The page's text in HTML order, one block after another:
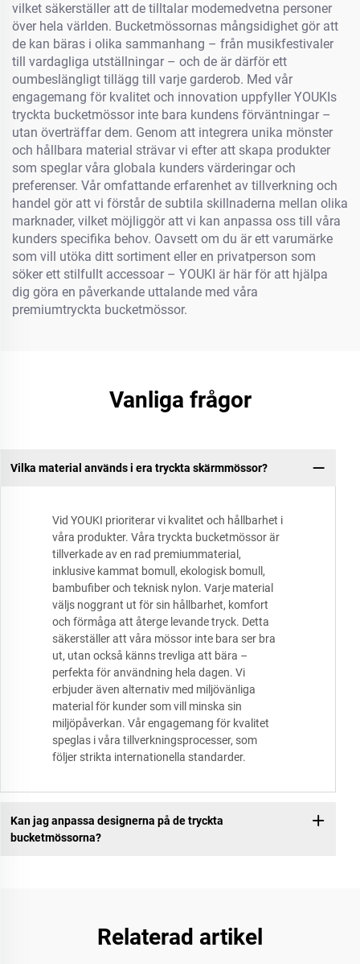
vilket säkerställer att de tilltalar modemedvetna personer
över hela världen. Bucketmössornas mångsidighet gör att
de kan bäras i olika sammanhang – från musikfestivaler
till vardagliga utställningar – och de är därför ett
oumbeslängligt tillägg till varje garderob. Med vår
engagemang för kvalitet och innovation uppfyller YOUKIs
tryckta bucketmössor inte bara kundens förväntningar –
utan överträffar dem. Genom att integrera unika mönster
och hållbara material strävar vi efter att skapa produkter
som speglar våra globala kunders värderingar och
preferenser. Vår omfattande erfarenhet av tillverkning och
handel gör att vi förstår de subtila skillnaderna mellan olika
marknader, vilket möjliggör att vi kan anpassa oss till våra
kunders specifika behov. Oavsett om du är ett varumärke
som vill utöka ditt sortiment eller en privatperson som
söker ett stilfullt accessoar – YOUKI är här för att hjälpa
dig göra en påverkande uttalande med våra
premiumtryckta bucketmössor.
Vanliga frågor
Vilka material används i era tryckta skärmmössor?
Vid YOUKI prioriterar vi kvalitet och hållbarhet i
våra produkter. Våra tryckta bucketmössor är
tillverkade av en rad premiummaterial,
inklusive kammat bomull, ekologisk bomull,
bambufiber och teknisk nylon. Varje material
väljs noggrant ut för sin hållbarhet, komfort
och förmåga att återge levande tryck. Detta
säkerställer att våra mössor inte bara ser bra
ut, utan också känns trevliga att bära –
perfekta för användning hela dagen. Vi
erbjuder även alternativ med miljövänliga
material för kunder som vill minska sin
miljöpåverkan. Vår engagemang för kvalitet
speglas i våra tillverkningsprocesser, som
följer strikta internationella standarder.
Kan jag anpassa designerna på de tryckta
bucketmössorna?
Relaterad artikel